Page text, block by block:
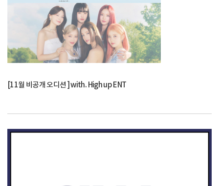
[11월 비공개 오디션 ] with. High up ENT